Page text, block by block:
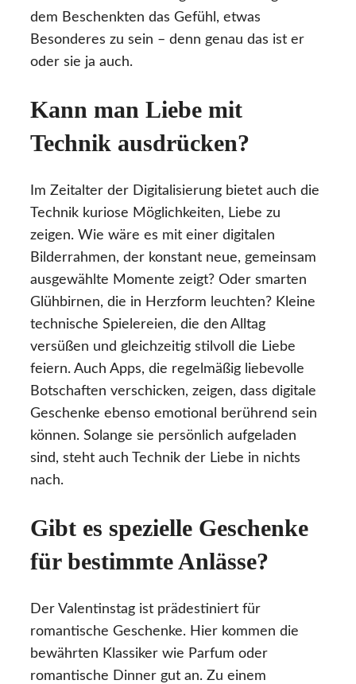
dem Beschenkten das Gefühl, etwas
Besonderes zu sein – denn genau das ist er
oder sie ja auch.
Kann man Liebe mit
Technik ausdrücken?
Im Zeitalter der Digitalisierung bietet auch die
Technik kuriose Möglichkeiten, Liebe zu
zeigen. Wie wäre es mit einer digitalen
Bilderrahmen, der konstant neue, gemeinsam
ausgewählte Momente zeigt? Oder smarten
Glühbirnen, die in Herzform leuchten? Kleine
technische Spielereien, die den Alltag
versüßen und gleichzeitig stilvoll die Liebe
feiern. Auch Apps, die regelmäßig liebevolle
Botschaften verschicken, zeigen, dass digitale
Geschenke ebenso emotional berührend sein
können. Solange sie persönlich aufgeladen
sind, steht auch Technik der Liebe in nichts
nach.
Gibt es spezielle Geschenke
für bestimmte Anlässe?
Der Valentinstag ist prädestiniert für
romantische Geschenke. Hier kommen die
bewährten Klassiker wie Parfum oder
romantische Dinner gut an. Zu einem